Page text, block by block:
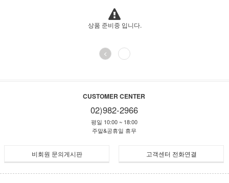
상품 준비중 입니다.
<
CUSTOMER CENTER
02)982-2966
평일 10:00 ~ 18:00
주말&공휴일 휴무
고객센터 전화연결
비회원 문의게시판